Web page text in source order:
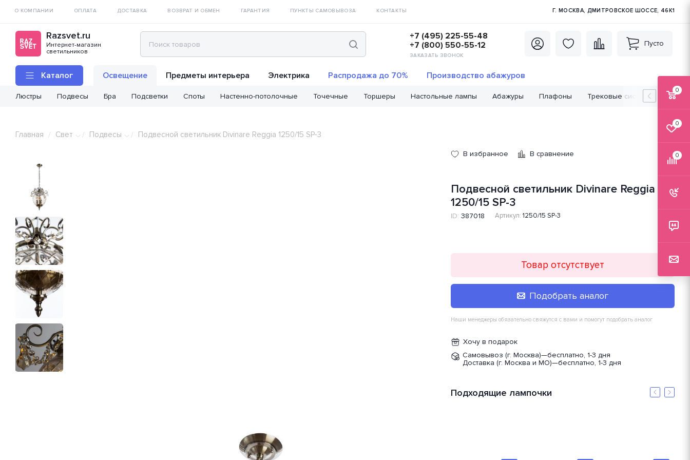
О КОМПАНИИ ОПЛАТА ДОСТАВКА ВОЗВРАТ И ОБМЕН ГАРАНТИЯ ПУНКТЫ САМОВЫВОЗА КОНТАКТЫ Г. МОСКВА, ДМИТРОВСКОЕ ШОССЕ, 46К1
Razsvet.ru
Интернет-магазин
светильников
+7 (495) 225-55-48
+7 (800) 550-55-12
ЗАКАЗАТЬ ЗВОНОК
Пусто
Каталог Освещение
Люстры Подвесы Бра Подсветки Споты Настенно-потолочные Точечные Торшеры Настольные лампы Абажуры Плафоны Трековые системы
Предметы интерьера Электрика Распродажа до 70% Производство абажуров
Главная / Свет / Подвесы / Подвесной светильник Divinare Reggia 1250/15 SP-3
В избранное В сравнение
Подвесной светильник Divinare Reggia
1250/15 SP-3
ID: 387018 Артикул: 1250/15 SP-3
Товар отсутствует
Подобрать аналог
Наши менеджеры обязательно свяжутся с вами и помогут подобрать аналог
Хочу в подарок
Самовывоз (г. Москва)—бесплатно, 1-3 дня
Доставка (г. Москва и МО)—бесплатно, 1-3 дня
Подходящие лампочки
0
0
0